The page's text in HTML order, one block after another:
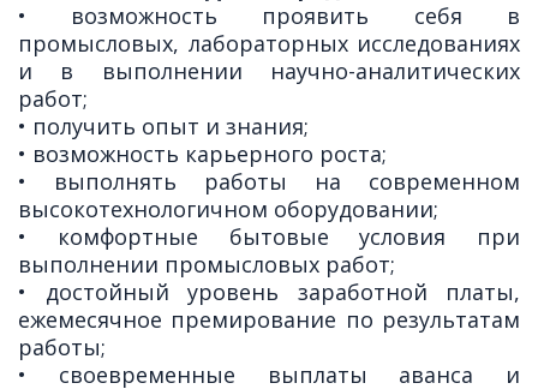
• возможность проявить себя в
промысловых, лабораторных исследованиях
и в выполнении научно-аналитических
работ;
• получить опыт и знания;
• возможность карьерного роста;
• выполнять работы на современном
высокотехнологичном оборудовании;
• комфортные бытовые условия при
выполнении промысловых работ;
• достойный уровень заработной платы,
ежемесячное премирование по результатам
работы;
• своевременные выплаты аванса и